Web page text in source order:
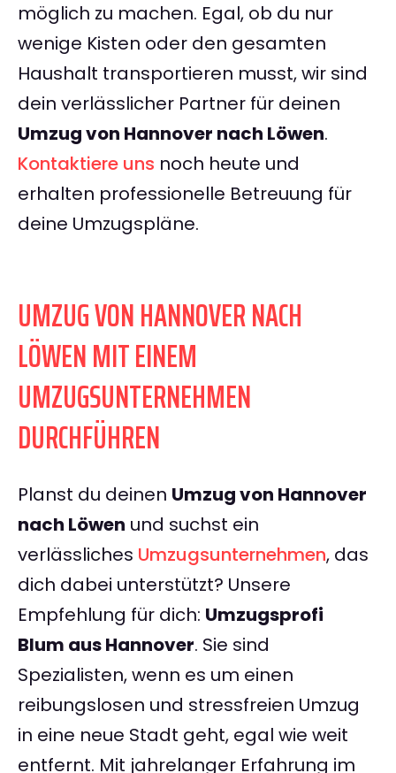
möglich zu machen. Egal, ob du nur
wenige Kisten oder den gesamten
Haushalt transportieren musst, wir sind
dein verlässlicher Partner für deinen
Umzug von Hannover nach Löwen.
Kontaktiere uns noch heute und
erhalten professionelle Betreuung für
deine Umzugspläne.
UMZUG VON HANNOVER NACH
LÖWEN MIT EINEM
UMZUGSUNTERNEHMEN
DURCHFÜHREN
Planst du deinen Umzug von Hannover
nach Löwen und suchst ein
verlässliches Umzugsunternehmen, das
dich dabei unterstützt? Unsere
Empfehlung für dich: Umzugsprofi
Blum aus Hannover. Sie sind
Spezialisten, wenn es um einen
reibungslosen und stressfreien Umzug
in eine neue Stadt geht, egal wie weit
entfernt. Mit jahrelanger Erfahrung im